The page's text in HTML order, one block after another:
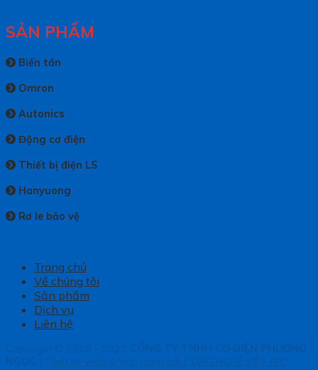
SẢN PHẨM
Biến tần
Omron
Autonics
Động cơ điện
Thiết bị điện LS
Hanyuong
Rơ le bảo vệ
Trang chủ
Về chúng tôi
Sản phẩm
Dịch vụ
Liên hệ
Copyright © 2010 - 2021 CÔNG TY TNHH CƠ ĐIỆN PHƯƠNG
NGỌC | Thiết kế web & Vận hành bởi CÔNG NGHỆ VIỆT JSC